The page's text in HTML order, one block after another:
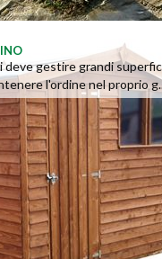
deve gestire grandi
l'ordine nel proprio